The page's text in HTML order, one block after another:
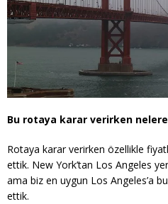
Bu rotaya karar verirken
Rotaya karar verirken özellikle
ettik. New York’tan Los Angeles
ama biz en uygun Los Angeles’a
ettik.